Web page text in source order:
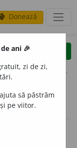
Donează
clear
opțiuni
ani 🎉
zi de zi,
să păstrăm
pe viitor.